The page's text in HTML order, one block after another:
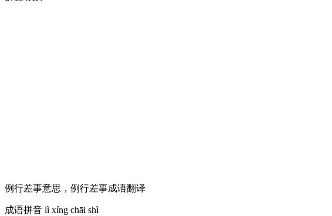
例行差事意思，例行差事成语翻译
成语拼音 lì xíng chāi shì